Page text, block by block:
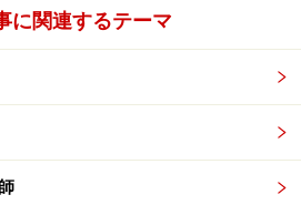
橘系のコロンと白いシャツがおす
乃の【大人のための星占い】
／牡羊座（3月21日～4月
に関連するテーマ